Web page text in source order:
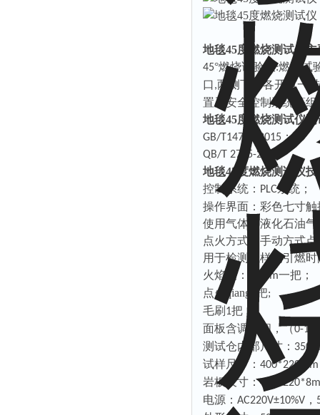
地毯45度燃烧测试仪
45°燃烧试验仪:燃烧试
口,两侧下部各开有一
置及安全控制系统等组
地毯45度燃烧测试仪
GB/T14768-2015 ；
QB/T 2755-2005
地毯45度燃烧测试仪
控制系统： PLC系统；
操作界面：彩色七寸
使用气体：液化石油
点火方式：手动方式点
用于检测试样的引燃
火焰尺：
24mm一把；
点火qiang
把;
毛刷 1把
面板含调压阀，（0-
测试仓内部尺寸： 350
试样尺寸： 400*220mm
岩板尺寸：
电源： AC220V±10%V ，